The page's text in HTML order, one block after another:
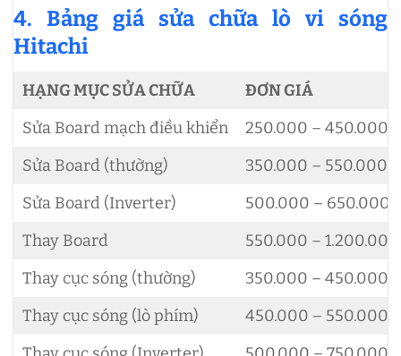
4. Bảng giá sửa chữa lò vi sóng
Hitachi
HẠNG MỤC SỬA CHỮA
ĐƠN GIÁ
Sửa Board mạch điều khiển
250.000 – 450.000đ
Sửa Board (thường)
350.000 – 550.000đ
Sửa Board (Inverter)
500.000 – 650.000đ
Thay Board
550.000 –
Thay cục sóng (thường)
350.000 – 450.000đ
Thay cục sóng (lò phím)
450.000 – 550.000đ